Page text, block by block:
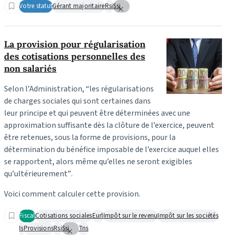
Votre statutGérant majoritaireRsiSsi
La provision pour régularisation
des cotisations personnelles des
non salariés
Selon l’Administration,“les régularisations
de charges sociales qui sont certaines dans
leur principe et qui peuvent être déterminées avec une
approximation suffisante dès la clôture de l’exercice, peuvent
être retenues, sous la forme de provisions, pour la
détermination du bénéfice imposable de l’exercice auquel elles
se rapportent, alors même qu’elles ne seront exigibles
qu’ultérieurement”.
Voici comment calculer cette provision.
FiscalCotisations socialesEurlImpôt sur le revenuImpôt sur les sociétés
IsProvisionsRsiSsi Tns